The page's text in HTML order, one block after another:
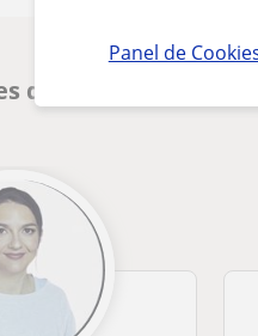
Panel de
de Alemán en San